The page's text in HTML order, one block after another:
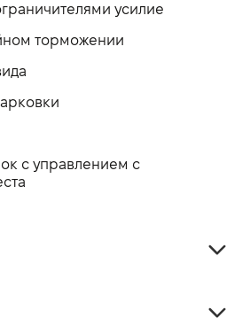
усилие
торможении
с управлением с